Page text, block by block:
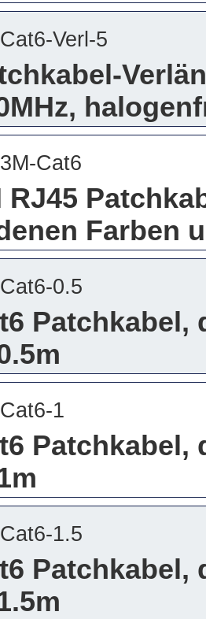
Verl-5
Cat6
RJ45
Farben
0.5
Patchkabel,
1
Patchkabel,
1.5
Patchkabel,